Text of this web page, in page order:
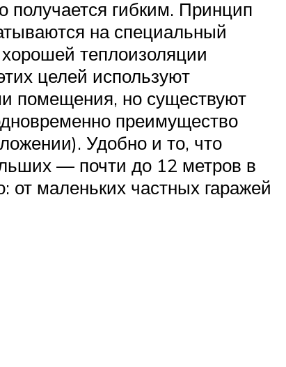
гибким. Принцип
на специальный
теплоизоляции
целей используют
помещения, но существуют
преимущество
Удобно и то, что
— почти до 12 метров в
от маленьких частных гаражей